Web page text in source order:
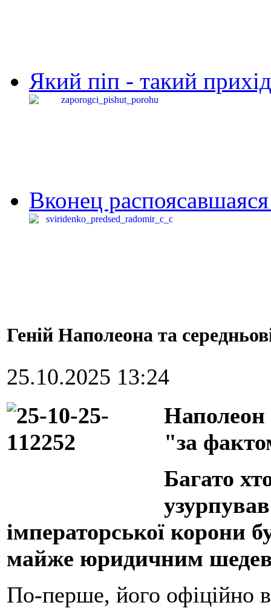
Який піп - такий
Вконец
Геній Наполеона та
25.10.2025 13:24
Наполеон
"за
Багато
імператорської корони
майже юридичним
По-перше, його офіційно